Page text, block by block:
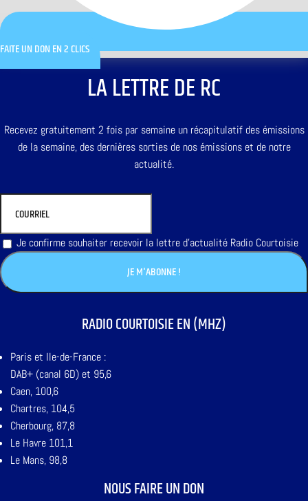
FAITE UN DON EN 2 CLICS
LA LETTRE DE RC
Recevez gratuitement 2 fois par semaine un récapitulatif des émissions
de la semaine, des dernières sorties de nos émissions et de notre
actualité.
Je confirme souhaiter recevoir la lettre d'actualité Radio Courtoisie
RADIO COURTOISIE EN (MHZ)
Paris et Ile-de-France :
DAB+ (canal 6D) et 95,6
Caen, 100,6
Chartres, 104,5
Cherbourg, 87,8
Le Havre 101,1
Le Mans, 98,8
NOUS FAIRE UN DON